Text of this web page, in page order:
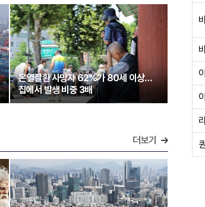
온열질환 사망자 62%가 80세 이상…
집에서 발생 비중 3배
더보기